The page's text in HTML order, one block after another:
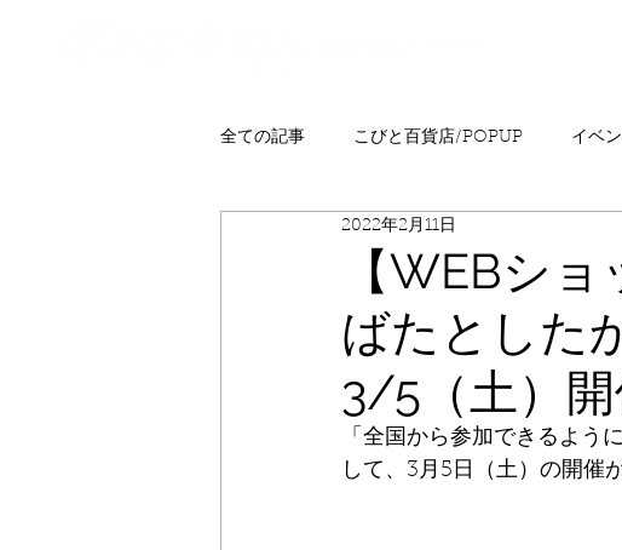
全ての記事 こびと百貨店/POPUP イベ
プレゼント ニュース
こびとはくぶつかん FAQ こびと
【WEBシ
ばたとした
3/5（土）開
2022年2月11日
「全国から参加できるよう
して、3月5日（土）の開催